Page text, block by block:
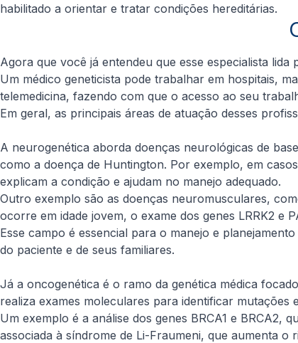
habilitado a orientar e tratar condições hereditárias.
Agora que você já entendeu que esse especialista
Um médico geneticista pode trabalhar em hospitais,
telemedicina, fazendo com que o acesso ao seu
Em geral, as principais áreas de atuação desses
A neurogenética aborda doenças neurológicas de
como a doença de Huntington. Por exemplo, em
explicam a condição e ajudam no manejo adequado.
Outro exemplo são as doenças neuromusculares,
ocorre em idade jovem, o exame dos genes LRRK2 e
Esse campo é essencial para o manejo e
do paciente e de seus familiares.
Já a oncogenética é o ramo da genética médica
realiza exames moleculares para identificar mutações
Um exemplo é a análise dos genes BRCA1 e BRCA2,
associada à síndrome de Li-Fraumeni, que aumenta